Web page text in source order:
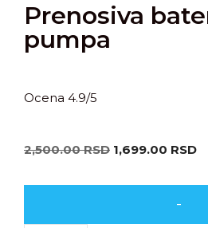
Prenosiva
pumpa
Ocena 4.9/5
2,500.00RSD 1,699.00 RSD
-